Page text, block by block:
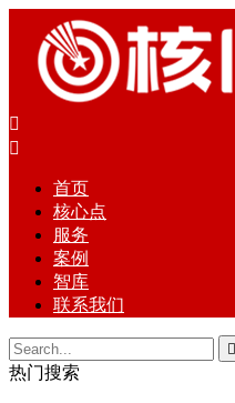


首页
核心点
服务
案例
智库
联系我们

热门搜索